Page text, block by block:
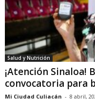
Salud y Nutrición
¡Atención Sinaloa!
convocatoria para
Mi Ciudad Culiacán - 8 abril,